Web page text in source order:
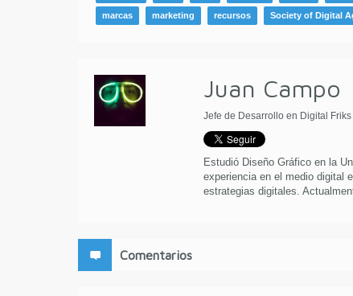
marcas marketing recursos Society of Digital
Juan Campo
Jefe de Desarrollo en Digital Friks
Estudió Diseño Gráfico en la
experiencia en el medio digital
estrategias digitales.
Comentarios